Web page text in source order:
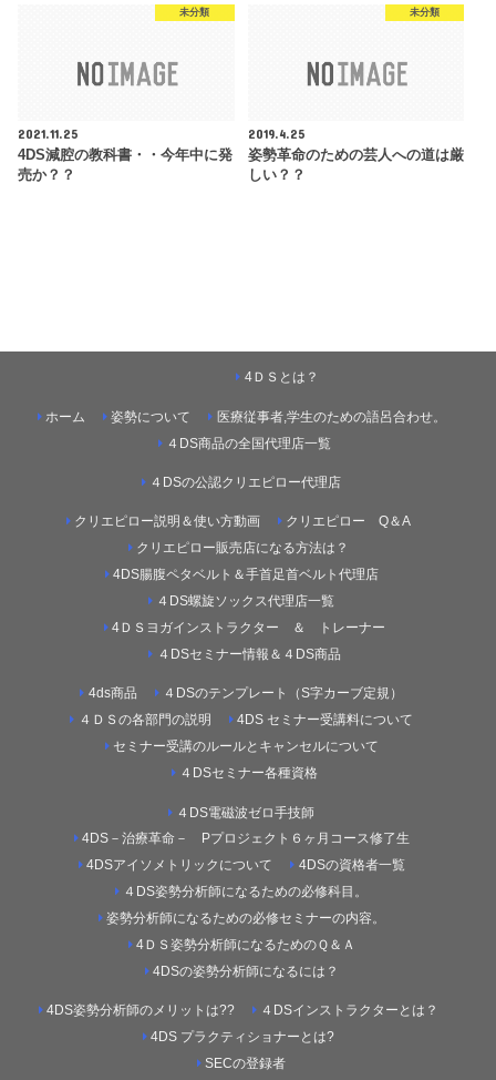
未分類
2021.11.25
4DS減腔の教科書・・今年中に発
売か？？
未分類
2019.4.25
姿勢革命のための芸人への道は厳
しい？？
ホーム
4ＤＳとは？
姿勢について
医療従事者,学生のための語呂合わせ。
４DS商品の全国代理店一覧
４DSの公認クリエピロー代理店
クリエピロー説明＆使い方動画
クリエピロー Q＆A
クリエピロー販売店になる方法は？
4DS腸腹ペタベルト＆手首足首ベルト代理店
４DS螺旋ソックス代理店一覧
4ＤＳヨガインストラクター ＆ トレーナー
４DSセミナー情報＆４DS商品
4ds商品
４DSのテンプレート（S字カーブ定規）
４ＤＳの各部門の説明
4DS セミナー受講料について
セミナー受講のルールとキャンセルについて
４DSセミナー各種資格
４DS電磁波ゼロ手技師
4DS－治療革命－ Pプロジェクト６ヶ月コース修了生
4DSアイソメトリックについて
4DSの資格者一覧
４DS姿勢分析師になるための必修科目。
姿勢分析師になるための必修セミナーの内容。
4ＤＳ姿勢分析師になるためのＱ＆Ａ
4DSの姿勢分析師になるには？
4DS姿勢分析師のメリットは??
４DSインストラクターとは？
4DS プラクティショナーとは?
SECの登録者